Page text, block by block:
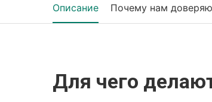
Описание Почему нам
Для чего